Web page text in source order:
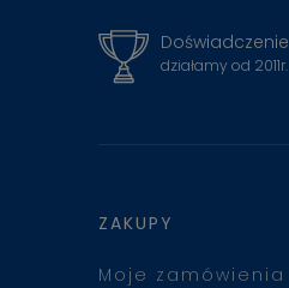
Doświadczenie
działamy od 2011r.
ZAKUPY
Moje zamówienia